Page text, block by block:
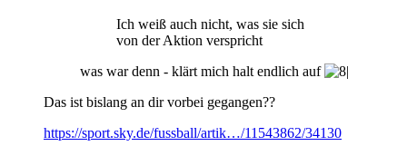
Ich weiß auch nicht, was sie sich
von der Aktion verspricht
was war denn - klärt mich halt endlich auf
Das ist bislang an dir vorbei gegangen??
https://sport.sky.de/fussball/artik…/11543862/34130